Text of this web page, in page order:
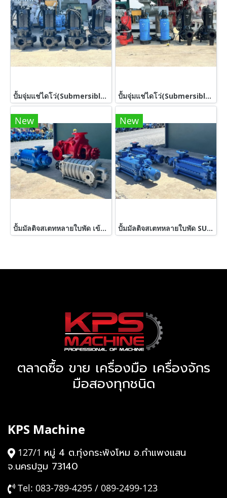
ปั้มจุ่มแช่ไดโว่(Submersible) ShinMaywa Japanขนาด 5 HP / 3”380V เข้ามา 4 ตัว ปั้มจุ่มแช่ไดโว่(Submersible) TERAL & TSURUMI & EBARA ขนาด 7.5 HP 380V เข้ามา 5 ตัว
New
ปั้มมัลติจสเตทหลายใบพัด เข้ามา 3 ตัว
New
ปั้มมัลติจสเตทหลายใบพัด SULZER WEISE GERMANY งานยุโรปสเตนเลสเกรดพรีเมี่ยม / 4”~ 2” / H : 639 m / Q : 40.3 m3/h ใช้กับมอเตอร์ขนาด 150 ~ 180 HP เข้ามา 3 ตัว
ตลาดซื้อ ขาย เครื่องมือ เครื่องจักร
มือสองทุกชนิด
KPS Machine
127/1 หมู่ 4 ต.ทุ่งกระพังโหม อ.กำแพงแสน
จ.นครปฐม 73140
Tel: 083-789-4295 / 089-2499-123